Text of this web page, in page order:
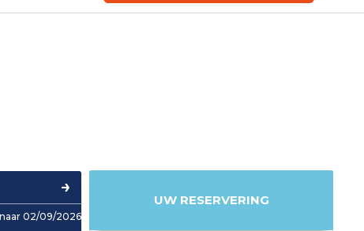
02/09/2026
UW RESERVERING